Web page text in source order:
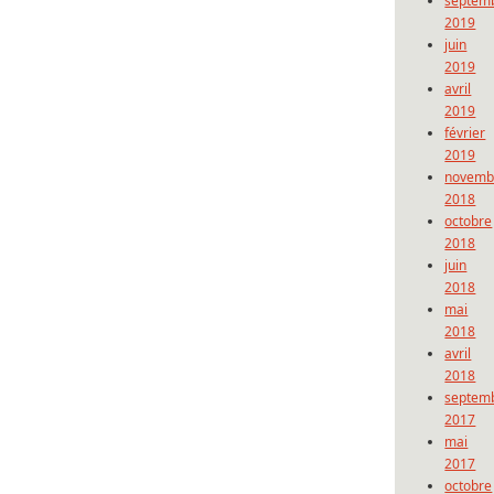
2019
juin
2019
avril
2019
février
2019
2018
octobre
2018
juin
2018
mai
2018
avril
2018
2017
mai
2017
octobre